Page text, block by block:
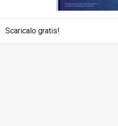
Scaricalo gratis!